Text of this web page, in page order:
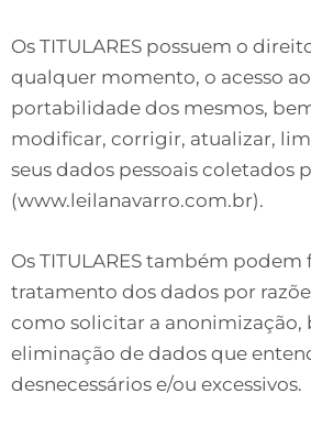
Os TITULARES possuem o
qualquer momento, o acesso
portabilidade dos mesmos,
modificar, corrigir, atualizar,
seus dados pessoais coletados
(www.leilanavarro.com.br).
Os TITULARES também podem
tratamento dos dados por
como solicitar a anonimização,
eliminação de dados que
desnecessários e/ou excessivos.